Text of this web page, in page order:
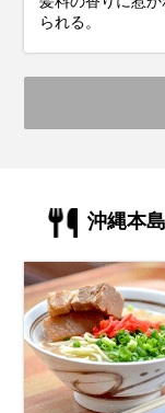
られる。
沖縄本